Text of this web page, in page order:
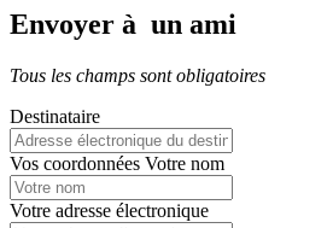
Envoyer à un ami
Tous les champs sont obligatoires
Destinataire
Vos coordonnées Votre nom
Votre adresse électronique